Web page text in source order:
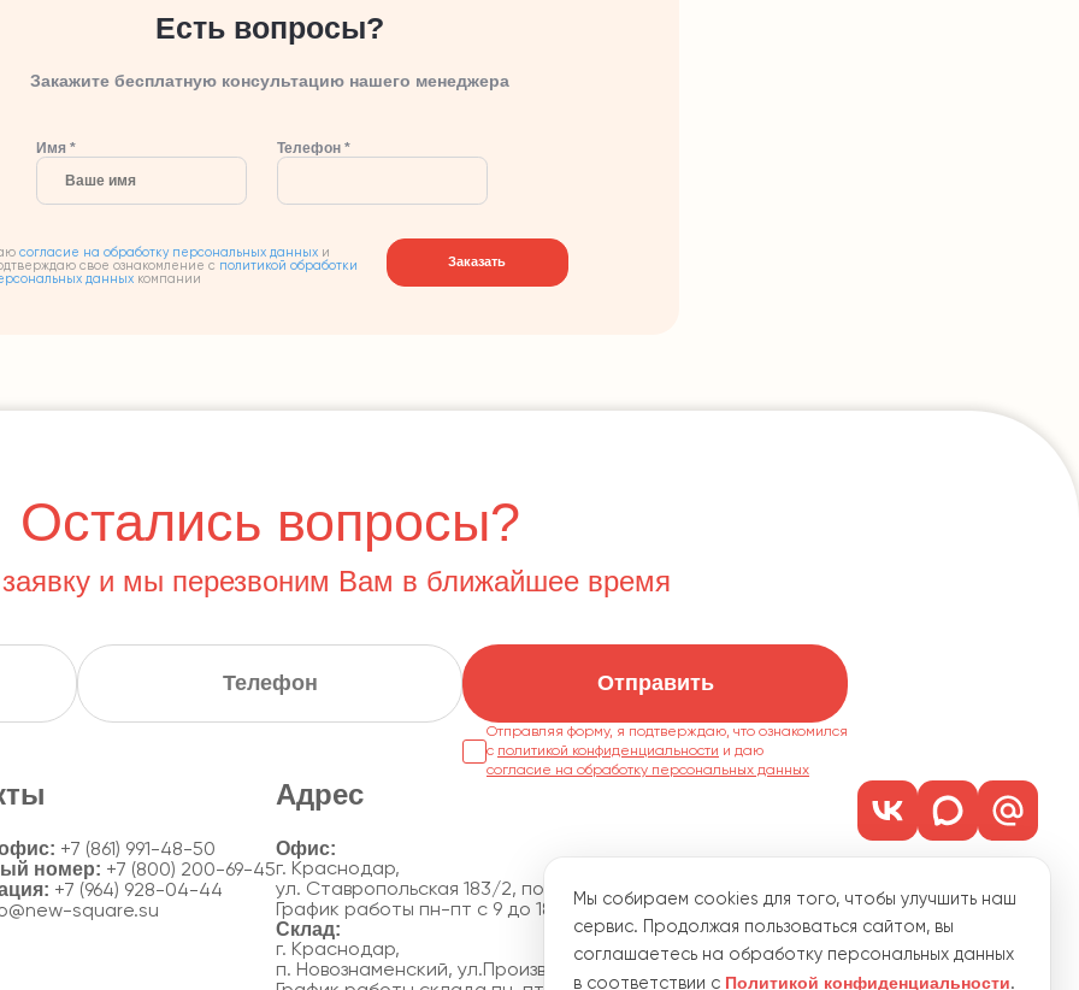
Есть вопросы?
Закажите бесплатную консультацию нашего менеджера
Имя * Телефон *
согласие на обработку персональных данных и
свое ознакомление с политикой обработки
данных компании
Заказать
Остались вопросы?
заявку и мы перезвоним Вам в ближайшее время
Отправить
Отправляя форму, я подтверждаю, что ознакомился
с политикой конфиденциальности
согласие на обработку персональных данных
+7 (861) 991-48-50
номер: +7 (800) 200-69-45
+7 (964) 928-04-44
square.su
Адрес
г. Краснодар,
ул. Ставропольская 183/2, пом. 1101
График работы пн-пт с 9 до 18
г. Краснодар,
п. Новознаменский, ул.Производственная, 15
Мы собираем cookies для того, чтобы улучшить наш
сервис. Продолжая пользоваться сайтом, вы
соглашаетесь на обработку персональных данных
в соответствии с Политикой конфиденциальности.